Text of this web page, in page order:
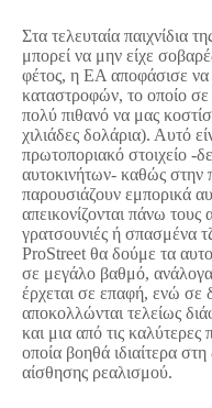
Στα τελευταία παιχνίδια
μπορεί να μην είχε
φέτος, η EA αποφάσισε
καταστροφών, το οποίο σε
πολύ πιθανό να μας
χιλιάδες δολάρια). Αυτό
πρωτοποριακό στοιχείο -
αυτοκινήτων- καθώς στην
παρουσιάζουν εμπορικά
απεικονίζονται πάνω
γρατσουνιές ή σπασμένα
ProStreet θα δούμε τα
σε μεγάλο βαθμό,
έρχεται σε επαφή, ενώ σε
αποκολλώνται τελείως
και μια από τις
οποία βοηθά ιδιαίτερα
αίσθησης ρεαλισμού.